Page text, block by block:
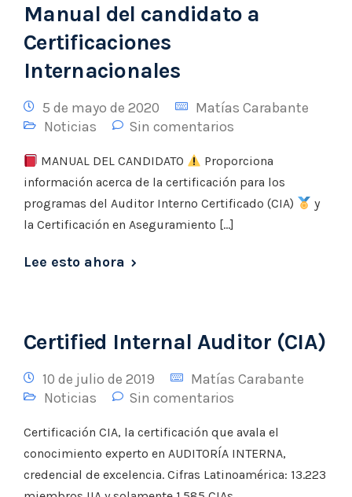
Manual del candidato a
Certificaciones
Internacionales
5 de mayo de 2020
Matías Carabante
Noticias
Sin comentarios
MANUAL DEL CANDIDATO
Proporciona
información acerca de la certificación para los
programas del Auditor Interno Certificado (CIA)
y
la Certificación en Aseguramiento […]
Lee esto ahora
Certified Internal Auditor (CIA)
10 de julio de 2019
Matías Carabante
Noticias
Sin comentarios
Certificación CIA, la certificación que avala el
conocimiento experto en AUDITORÍA INTERNA,
credencial de excelencia. Cifras Latinoamérica: 13.223